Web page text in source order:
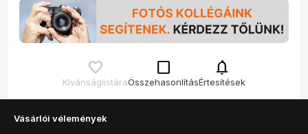
Kívánságlistára
check_box_outline_blank
Összehasonlítás
notifications
Értesítések
Vásárlói vélemények